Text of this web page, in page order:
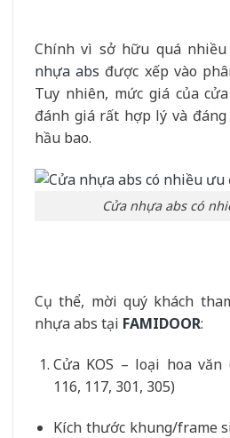
Chính vì sở hữu quá
nhựa abs được xếp vào
Tuy nhiên, mức giá của
đánh giá rất hợp lý và đáng
hầu bao.
Cửa nhựa abs có
Cụ thể, mời quý khách
nhựa abs tại FAMIDOOR:
Cửa KOS – loại hoa văn
116, 117, 301, 305)
Kích thước khung/frame